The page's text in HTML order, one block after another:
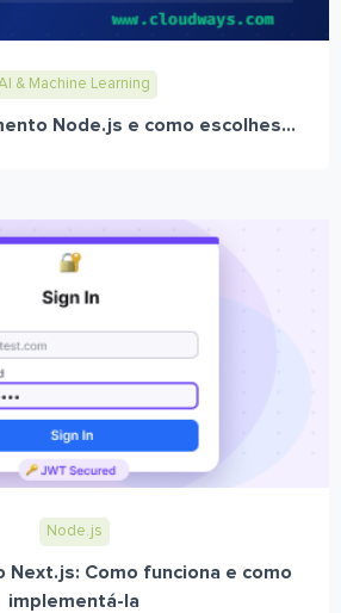
& Machine Learning
Node.js e como escolhes...
Node.js
Next.js: Como funciona e como
implementá-la